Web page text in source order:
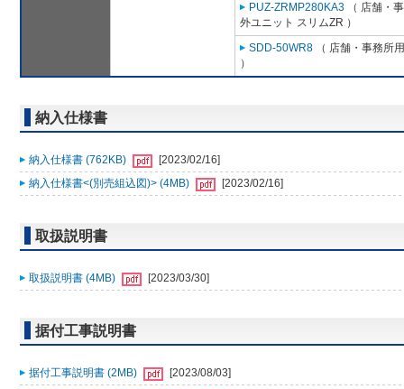
PUZ-ZRMP280KA3 （ 店舗・
外ユニット スリムZR ）
SDD-50WR8 （ 店舗・事務所
）
納入仕様書
納入仕様書 (762KB)
[2023/02/16]
納入仕様書<(別売組込図)> (4MB)
[2023/02/16]
取扱説明書
取扱説明書 (4MB) [2023/03/30]
据付工事説明書
据付工事説明書 (2MB)
[2023/08/03]